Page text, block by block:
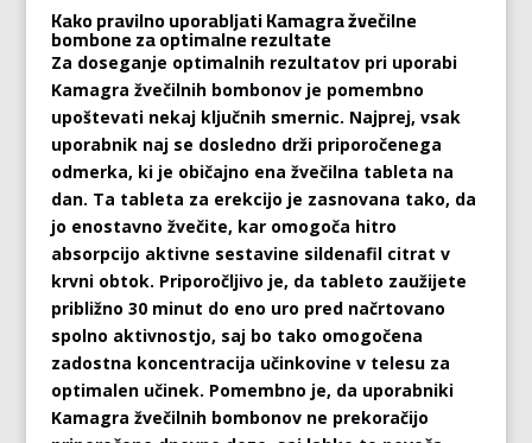
Kako pravilno uporabljati Kamagra žvečilne
bombone za optimalne rezultate
Za doseganje optimalnih rezultatov pri uporabi
Kamagra žvečilnih bombonov je pomembno
upoštevati nekaj ključnih smernic. Najprej, vsak
uporabnik naj se dosledno drži priporočenega
odmerka, ki je običajno ena žvečilna tableta na
dan. Ta tableta za erekcijo je zasnovana tako, da
jo enostavno žvečite, kar omogoča hitro
absorpcijo aktivne sestavine sildenafil citrat v
krvni obtok. Priporočljivo je, da tableto zaužijete
približno 30 minut do eno uro pred načrtovano
spolno aktivnostjo, saj bo tako omogočena
zadostna koncentracija učinkovine v telesu za
optimalen učinek. Pomembno je, da uporabniki
Kamagra žvečilnih bombonov ne prekoračijo